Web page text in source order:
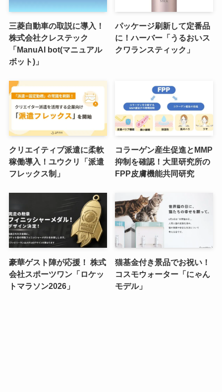
三菱自動車の取説に導入！
株式会社クレステック
「ManuAI bot(マニュアル
ボット)」
パッケージ刷新して定番品
に！ハーバー「うるおいス
クワランスティック」
クリエイティブ派遣に柔軟
稼働導入！ユウクリ「派遣
フレックス制」
コラーゲン産生促進とMMP
抑制を確認！大里研究所の
FPP皮膚機能共同研究
豪華ゲスト陣が応援！ 株式
会社スポーツワン「ロケッ
トマラソン2026」
猫基金付き景品でお祝い！
コスモウォーター「にゃん
モデル」